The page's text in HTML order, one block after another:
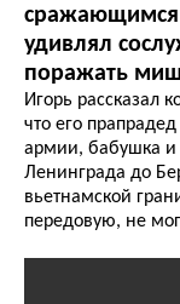
сражающимся
удивлял
поражать
Игорь рассказал
что его
армии, бабушка и
Ленинграда до
вьетнамской
передовую, не мог